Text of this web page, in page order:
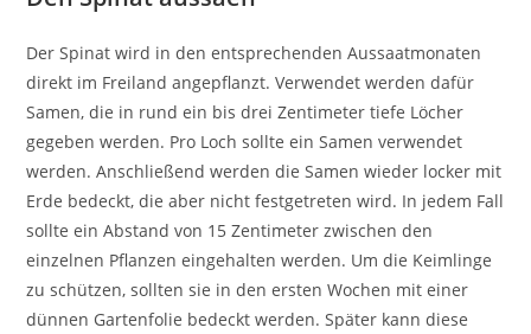
Der Spinat wird in den entsprechenden Aussaatmonaten
direkt im Freiland angepflanzt. Verwendet werden dafür
Samen, die in rund ein bis drei Zentimeter tiefe Löcher
gegeben werden. Pro Loch sollte ein Samen verwendet
werden. Anschließend werden die Samen wieder locker mit
Erde bedeckt, die aber nicht festgetreten wird. In jedem Fall
sollte ein Abstand von 15 Zentimeter zwischen den
einzelnen Pflanzen eingehalten werden. Um die Keimlinge
zu schützen, sollten sie in den ersten Wochen mit einer
dünnen Gartenfolie bedeckt werden. Später kann diese